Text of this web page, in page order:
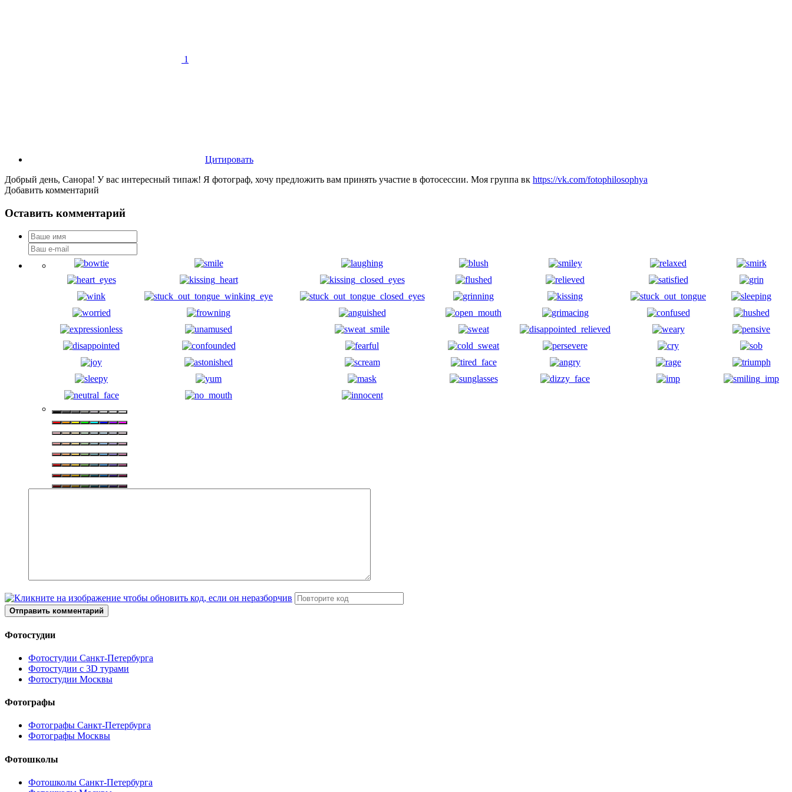
1
Цитировать
Добрый день, Санора! У вас интересный типаж! Я фотограф, хочу предложить вам принять участие в фотосессии. Моя группа вк https://vk.com/fotophilosophya
Добавить комментарий
Оставить комментарий
Отправить комментарий
Фотостудии
Фотостудии Санкт-Петербурга
Фотостудии с 3D турами
Фотостудии Москвы
Фотографы
Фотографы Санкт-Петербурга
Фотографы Москвы
Фотошколы
Фотошколы Санкт-Петербурга